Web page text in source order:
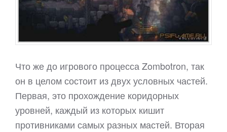
Что же до игрового процесса Zombotron, так
он в целом состоит из двух условных частей.
Первая, это прохождение коридорных
уровней, каждый из которых кишит
противниками самых разных мастей. Вторая